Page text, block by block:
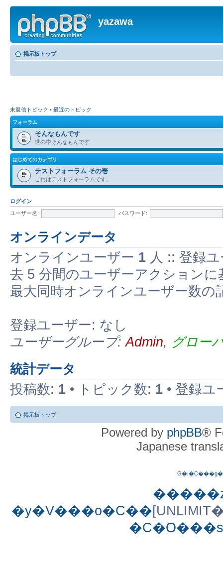
yazawa
掲示板トップ
未返信トピック • 最近のトピック
フォーラム
そんなもんです
世の中そんなもんです
はじめてのカテゴリ
テストフォーラム その壱
これはテストフォーラムです。
ログイン
ユーザー名: パスワード:
オンラインデータ
オンラインユーザー 1 人 :: 登録
去 5 分間のユーザーアクション
最大同時オンラインユーザー数の
登録ユーザー: なし
ユーザーグループ:Admin, グロー
統計データ
投稿数: 1 • トピック数: 1 • 登録
掲示板トップ
Powered by phpBB®
Japanese
�y�V���o�C��